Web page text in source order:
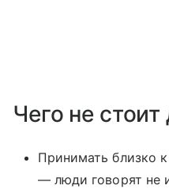
Чего не стоит
Принимать близко
— люди говорят не